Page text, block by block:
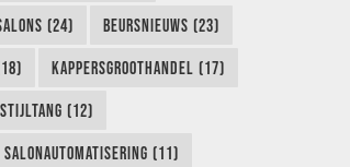
(24) BEURSNIEUWS (23)
KAPPERSGROOTHANDEL (17)
STIJLTANG (12)
SALONAUTOMATISERING (11)